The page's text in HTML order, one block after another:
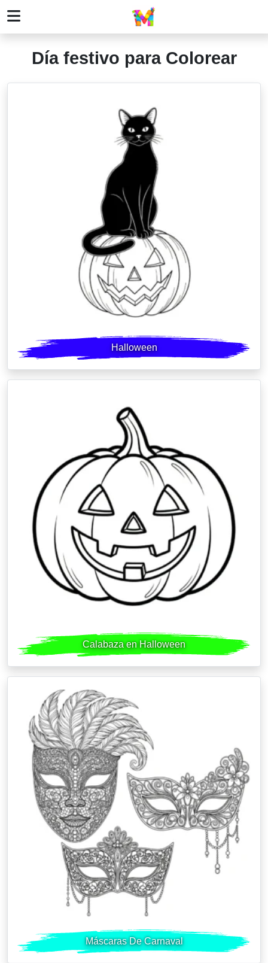
Día festivo para Colorear
Halloween
Calabaza en Halloween
Máscaras De Carnaval